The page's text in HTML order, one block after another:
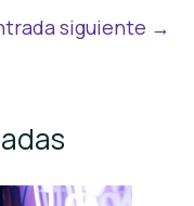
siguiente →